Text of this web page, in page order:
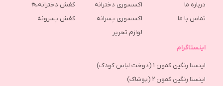
درباره ما
تماس با ما
اکسسوری دخترانه
اکسسوری پسرانه
لوازم تحریر
کفش دخترانه👠
كفش پسرونه
اینستاگرام
اینستا رنگین کمون 1 (دوخت لباس کودک)
اینستا رنگین کمون 2 (پوشاک)